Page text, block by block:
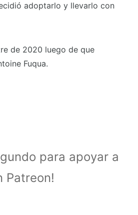
adoptarlo y llevarlo con
de 2020 luego de que
Fuqua.
para apoyar a
Patreon!